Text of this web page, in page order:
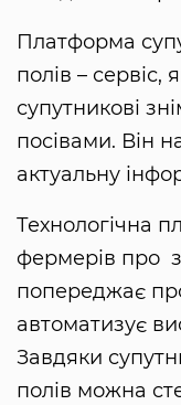
Платформа
полів – сервіс,
супутникові
посівами. Він
актуальну
Технологічна
фермерів про
попереджає
автоматизує
Завдяки
полів можна